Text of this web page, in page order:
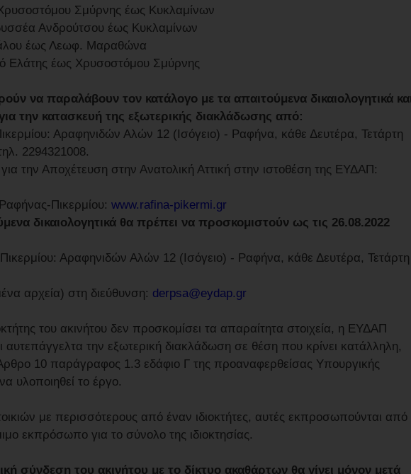
Σμύρνης έως Κυκλαμίνων
Ανδρούτσου έως Κυκλαμίνων
έως Λεωφ. Μαραθώνα
Ελάτης έως Χρυσοστόμου Σμύρνης
να παραλάβουν τον κατάλογο με τα απαιτούμενα δικαιολογητικά
την κατασκευή της εξωτερικής διακλάδωσης από:
Αραφηνιδών Αλών 12 (Ισόγειο) - Ραφήνα, κάθε Δευτέρα, Τετάρτη
2294321008.
την Αποχέτευση στην Ανατολική Αττική στην ιστοθέση της ΕΥΔΑΠ:
Πικερμίου: www.rafina-pikermi.gr
δικαιολογητικά θα πρέπει να προσκομιστούν ως τις 26.08.2022
Αραφηνιδών Αλών 12 (Ισόγειο) - Ραφήνα, κάθε Δευτέρα, Τετάρτη
αρχεία) στη διεύθυνση: derpsa@eydap.gr
του ακινήτου δεν προσκομίσει τα απαραίτητα στοιχεία, η ΕΥΔΑΠ
αυτεπάγγελτα την εξωτερική διακλάδωση σε θέση που κρίνει κατάλληλη,
10 παράγραφος 1.3 εδάφιο Γ της προαναφερθείσας Υπουργικής
υλοποιηθεί το έργο.
με περισσότερους από έναν ιδιοκτήτες, αυτές εκπροσωπούνται από
εκπρόσωπο για το σύνολο της ιδιοκτησίας.
σύνδεση του ακινήτου με το δίκτυο ακαθάρτων θα γίνει μόνον μετά